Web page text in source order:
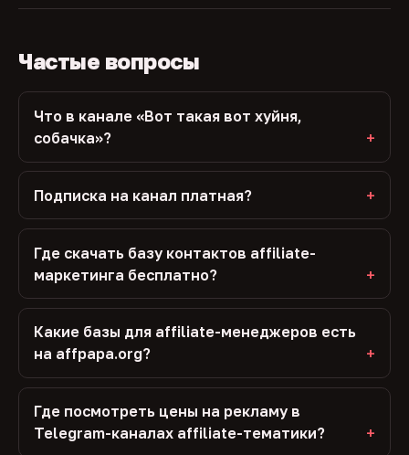
Частые вопросы
Что в канале «Вот такая вот хуйня,
собачка»?
Подписка на канал платная?
Где скачать базу контактов affiliate-
маркетинга бесплатно?
Какие базы для affiliate-менеджеров есть
на affpapa.org?
Где посмотреть цены на рекламу в
Telegram-каналах affiliate-тематики?